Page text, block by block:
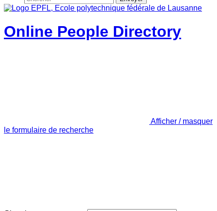
Online People Directory
Afficher / masquer
le formulaire de recherche